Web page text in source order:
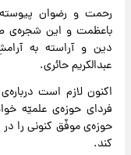
رحمت و رضوان
باعظمت و این شجره‌ی
دین و آراسته به
عبدالکریم حائری.
اکنون لازم است
فردای حوزه‌ی علمیّه
حوزه‌ی موفّق کنونی را
کند.